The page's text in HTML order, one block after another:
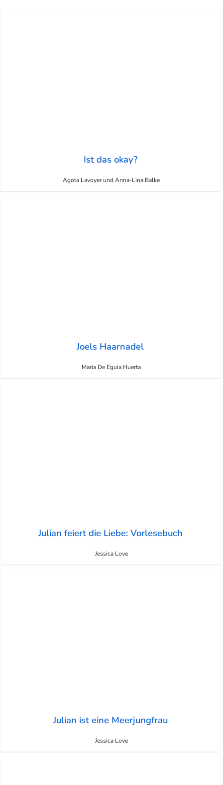
Ist das okay?
Agota Lavoyer und Anna-Lina Balke
Joels Haarnadel
Maria De Eguia Huerta
Julian feiert die Liebe: Vorlesebuch
Jessica Love
Julian ist eine Meerjungfrau
Jessica Love